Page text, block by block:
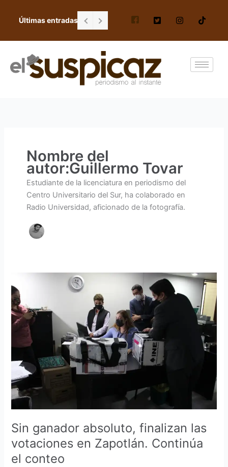
Últimas entradas Falta de personal en escuela Gordiano
Nombre del
autor:Guillermo Tovar
Estudiante de la licenciatura en periodismo del
Centro Universitario del Sur, ha colaborado en
Radio Universidad, aficionado de la fotografía.
Sin ganador absoluto, finalizan las
votaciones en Zapotlán. Continúa
el conteo
ganador
absoluto,
finalizan
las
votaciones
Zapotlán.
Continúa
el
conteo